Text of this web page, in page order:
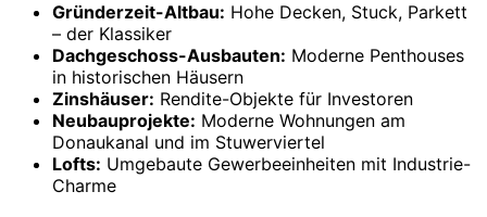
Gründerzeit-Altbau: Hohe Decken, Stuck, Parkett
– der Klassiker
Dachgeschoss-Ausbauten: Moderne Penthouses
in historischen Häusern
Zinshäuser: Rendite-Objekte für Investoren
Neubauprojekte: Moderne Wohnungen am
Donaukanal und im Stuwerviertel
Lofts: Umgebaute Gewerbeeinheiten mit Industrie-
Charme